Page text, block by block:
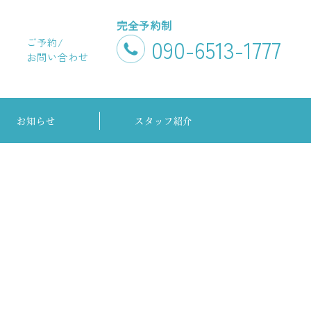
ご予約/
お問い合わせ
090-6513-1777
お知らせ スタッフ紹介